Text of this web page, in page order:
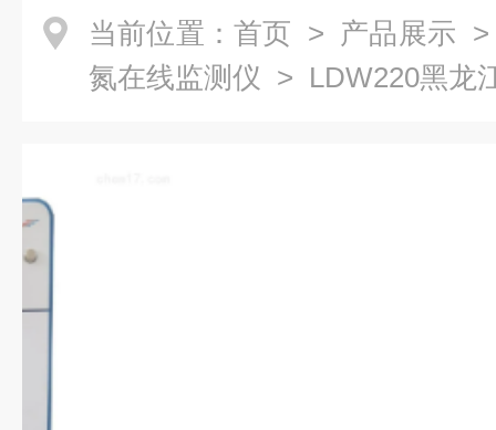
当前位置： 首页 > 产品展示
氮在线监测仪 > LDW220黑龙